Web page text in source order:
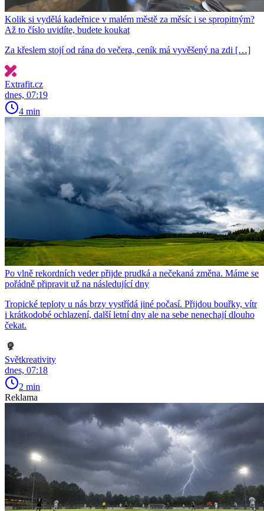
Kolik si vydělá kadeřnice v malém městě za měsíc i se spropitným?
Až to číslo uvidíte, budete koukat
Za křeslem stojí od rána do večera, ceník má vyvěšený na zdi […]
Extrafit.cz
dnes, 07:19
4 min
Po vlně rekordních veder přijde prudká a nečekaná změna. Máme se
pořádně připravit už na následující dny
Tropické teploty u nás brzy vystřídá jiné počasí. Přijdou bouřky, vítr
i krátkodobé ochlazení, další letní dny ale na sebe nenechají dlouho
čekat.
Světkreativity
dnes, 07:18
2 min
Reklama